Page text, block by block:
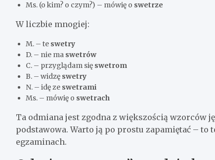
Ms. (o kim? o czym?) – mówię o swetrze
W liczbie mnogiej:
M. – te swetry
D. – nie ma swetrów
C. – przyglądam się swetrom
B. – widzę swetry
N. – idę ze swetrami
Ms. – mówię o swetrach
Ta odmiana jest zgodna z większością wzorców
podstawowa. Warto ją po prostu zapamiętać – to
egzaminach.